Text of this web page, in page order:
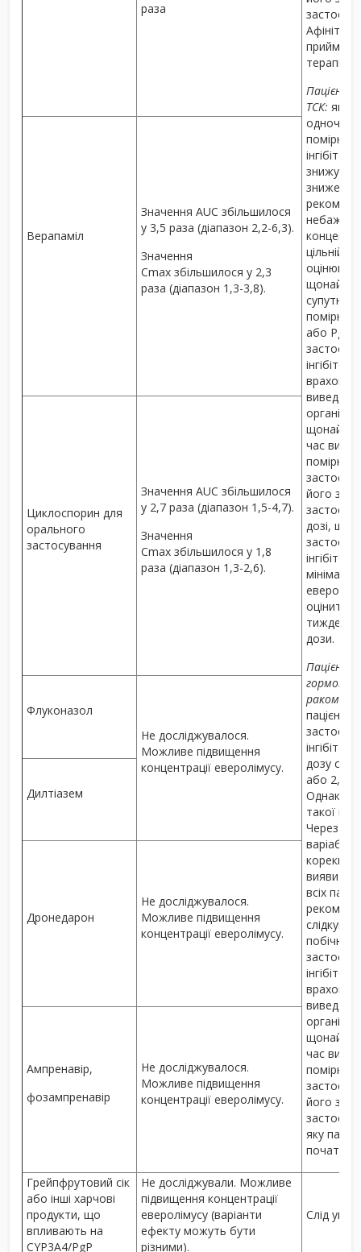
Афінітор
приймав
терапії.
Пацієнти
ТСК: якщо
помірних
цільній
помірних
або PgP.
час
помірних
його
дозі, що
оцінити
тиждень
дози.
гормон-
раком
пацієнт
дозу
або 2,5
Однак
такої
Через
всіх
побічних
час
помірних
його
яку
початку
раза
Верапаміл
Значення AUC збільшилося
у 3,5 раза (діапазон 2,2-6,3).
Значення
Cmax збільшилося у 2,3
раза (діапазон 1,3-3,8).
Циклоспорин для
орального
застосування
Значення AUC збільшилося
у 2,7 раза (діапазон 1,5-4,7).
Значення
Cmax збільшилося у 1,8
раза (діапазон 1,3-2,6).
Флуконазол
Не досліджувалося.
Можливе підвищення
концентрації еверолімусу.
Дилтіазем
Дронедарон
Не досліджувалося.
Можливе підвищення
концентрації еверолімусу.
Ампренавір,
фозампренавір
Не досліджувалося.
Можливе підвищення
концентрації еверолімусу.
Грейпфрутовий сік
або інші харчові
продукти, що
впливають на
CYP3A4/PgP
Не досліджували. Можливе
підвищення концентрації
еверолімусу (варіанти
ефекту можуть бути
різними).
Слід